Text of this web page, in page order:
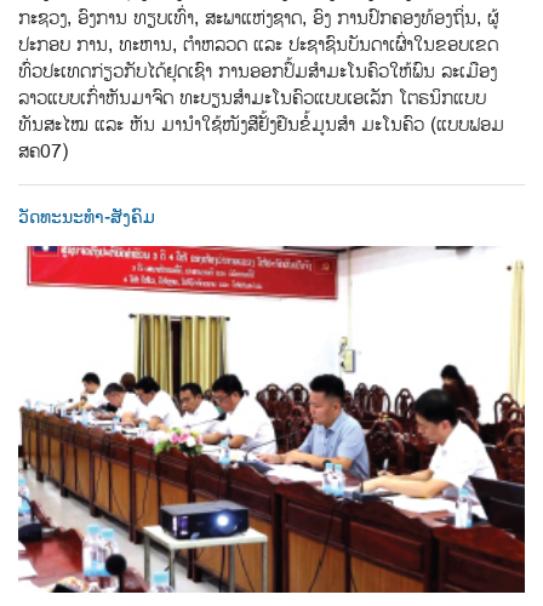
ກະຊວງ, ອົງການ ທຽບເທົ່າ, ສະພາແຫ່ງຊາດ, ອົງ ການປົກຄອງທ້ອງຖິ່ນ, ຜູ້
ປະກອບ ການ, ທະຫານ, ຕຳຫລວດ ແລະ ປະຊາຊົນບັນດາເຜົ່າໃນຂອບເຂດ
ທົ່ວປະເທດກ່ຽວກັບໄດ້ຢຸດເຊົາ ການອອກປຶ້ມສຳມະໂນຄົວໃຫ້ພົນ ລະເມືອງ
ລາວແບບເກົ່າຫັນມາຈົດ ທະບຽນສໍາມະໂນຄົວແບບເອເລັກ ໂຕຣນິກແບບ
ທັນສະໄໝ ແລະ ຫັນ ມານຳໃຊ້ໜັງສືຢັ້ງຢືນຂໍ້ມູນສໍາ ມະໂນຄົວ (ແບບຟອມ
ສຄ07)
ວັດທະນະທຳ-ສັງຄົມ